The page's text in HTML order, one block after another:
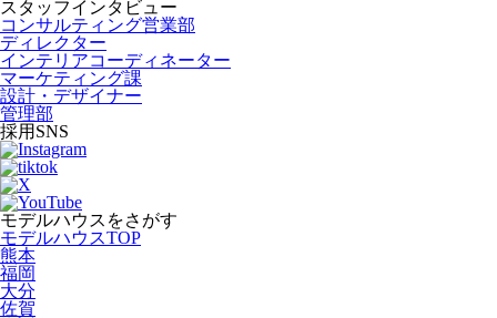
スタッフインタビュー
コンサルティング営業部
ディレクター
インテリアコーディネーター
マーケティング課
設計・デザイナー
管理部
採用SNS
モデルハウスをさがす
モデルハウスTOP
熊本
福岡
大分
佐賀